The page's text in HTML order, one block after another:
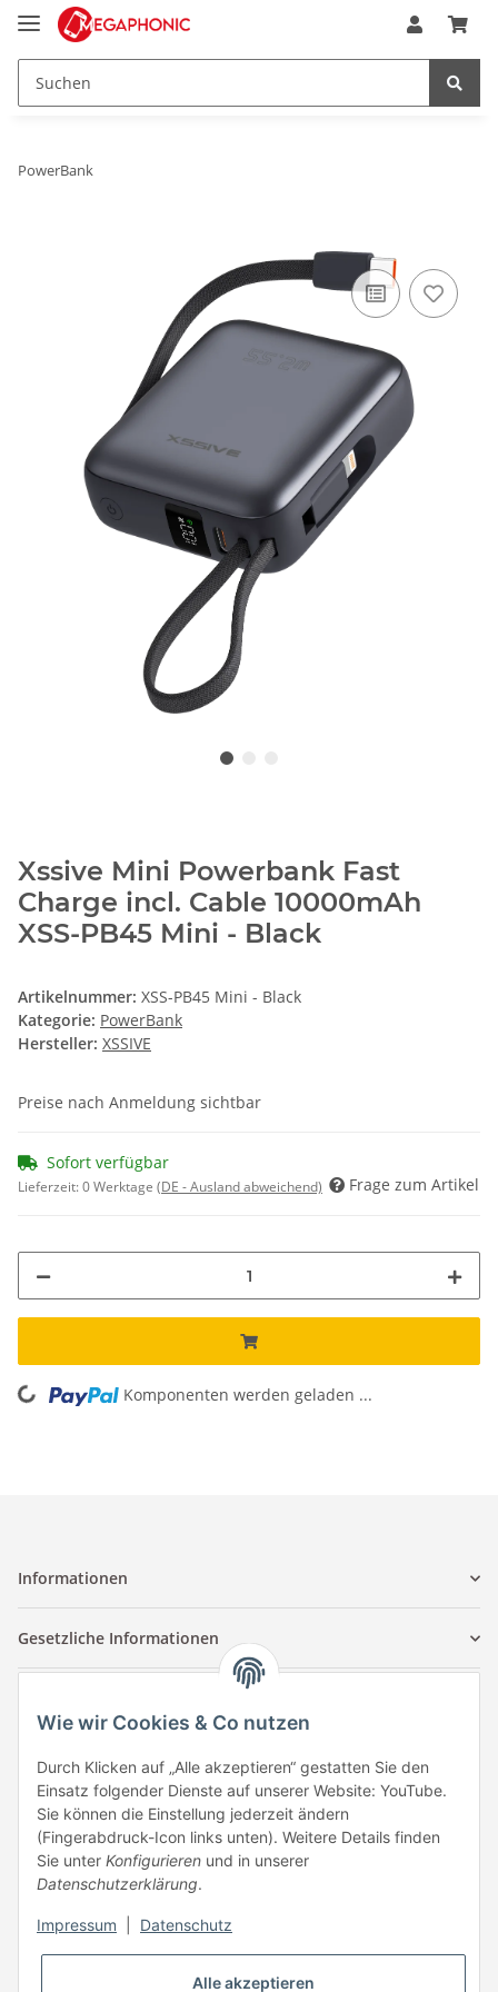
PowerBank
Xssive Mini Powerbank Fast
Charge incl. Cable 10000mAh
XSS-PB45 Mini - Black
Artikelnummer: XSS-PB45 Mini - Black
Kategorie: PowerBank
Hersteller: XSSIVE
Preise nach Anmeldung sichtbar
Sofort verfügbar
Lieferzeit:0 Werktage (DE - Ausland abweichend) Frage zum Artikel
Loading... Komponenten werden geladen ...
Informationen
Gesetzliche Informationen
Tuccar GmbH
Raum A-123
Anton-Kux-Str.2
41460 Neuss
E-Mail: info @ megaphonic.de
Kundenservice
Mo - Fr 10:00 - 18:00
Wie wir Cookies & Co nutzen
Durch Klicken auf „Alle akzeptieren“ gestatten Sie den
Einsatz folgender Dienste auf unserer Website: YouTube.
Sie können die Einstellung jederzeit ändern
(Fingerabdruck-Icon links unten). Weitere Details finden
Sie unter Konfigurieren und in unserer
Datenschutzerklärung.
Impressum Datenschutz
Alle akzeptieren